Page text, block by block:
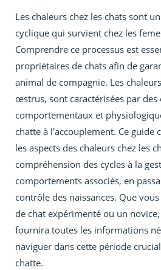
Les chaleurs chez les chats sont
cyclique qui survient chez les
Comprendre ce processus est
propriétaires de chats afin de
animal de compagnie. Les
œstrus, sont caractérisées par des
comportementaux et
chatte à l’accouplement. Ce
les aspects des chaleurs chez les
compréhension des cycles à la
comportements associés, en
contrôle des naissances. Que
de chat expérimenté ou un
fournira toutes les informations
naviguer dans cette période
chatte.